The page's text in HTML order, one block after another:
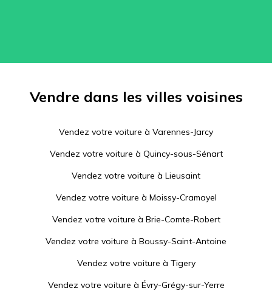
Vendre dans les villes voisines
Vendez votre voiture à Varennes-Jarcy
Vendez votre voiture à Quincy-sous-Sénart
Vendez votre voiture à Lieusaint
Vendez votre voiture à Moissy-Cramayel
Vendez votre voiture à Brie-Comte-Robert
Vendez votre voiture à Boussy-Saint-Antoine
Vendez votre voiture à Tigery
Vendez votre voiture à Évry-Grégy-sur-Yerre